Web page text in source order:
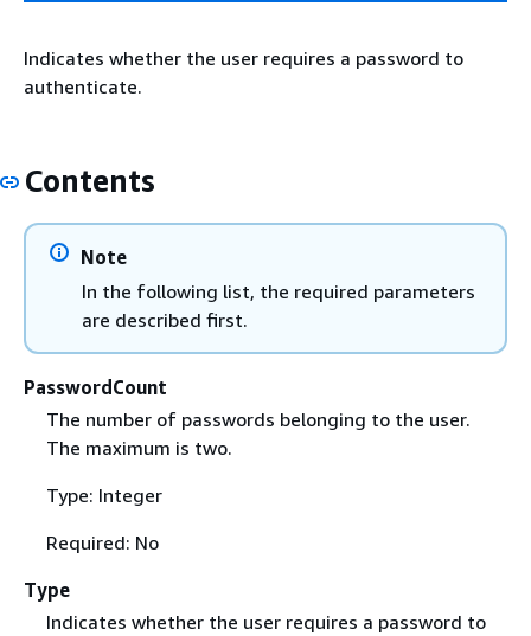
Indicates whether the user requires a password to
authenticate.
Contents
Note
In the following list, the required parameters
are described first.
PasswordCount
The number of passwords belonging to the user.
The maximum is two.
Type: Integer
Required: No
Type
Indicates whether the user requires a password to